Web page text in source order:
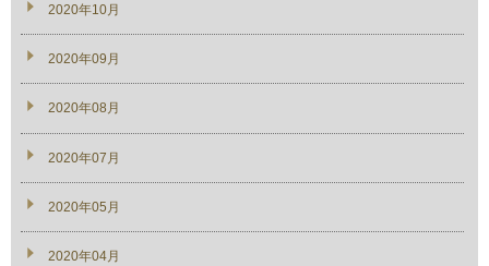
2020年10月
2020年09月
2020年08月
2020年07月
2020年05月
2020年04月